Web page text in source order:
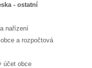
- ostatní
nařízení
a rozpočtová
účet obce